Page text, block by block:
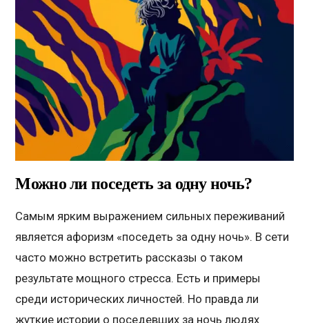
Можно ли поседеть за одну ночь?
Самым ярким выражением сильных переживаний
является афоризм «поседеть за одну ночь». В сети
часто можно встретить рассказы о таком
результате мощного стресса. Есть и примеры
среди исторических личностей. Но правда ли
жуткие истории о поседевших за ночь людях